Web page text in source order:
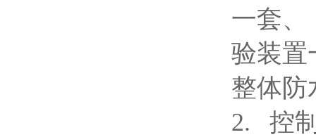
一套、
验装置
整体防
2. 控